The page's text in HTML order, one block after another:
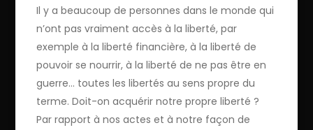
Il y a beaucoup de personnes dans le monde qui
n’ont pas vraiment accès à la liberté, par
exemple à la liberté financière, à la liberté de
pouvoir se nourrir, à la liberté de ne pas être en
guerre… toutes les libertés au sens propre du
terme. Doit-on acquérir notre propre liberté ?
Par rapport à nos actes et à notre façon de